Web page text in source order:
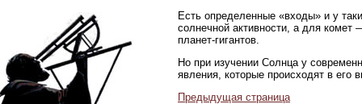
Есть определенные «входы» и у
солнечной активности, а для комет
планет-гигантов.
Но при изучении Солнца у
явления, которые происходят в его
Предыдущая страница